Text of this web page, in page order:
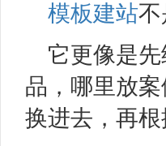
模板建站不
它更像是
品，哪里放
换进去，再